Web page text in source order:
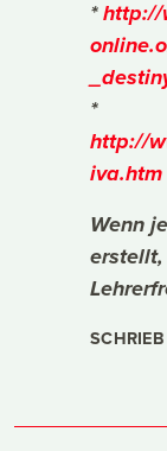
*http://
*
http://
iva.htm
Wenn